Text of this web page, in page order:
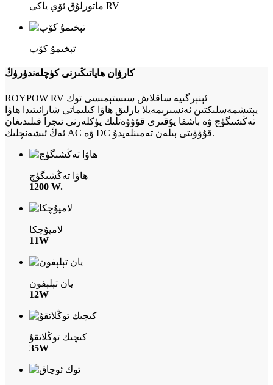
ماتورلۇق ئۆي ياكى RV
تېخىمۇ كۆپ
كارۋان ھاياتىڭىزنى كۈچلەندۈرۈڭ
ROYPOW RV ئېنېرگىيە ساقلاش سىستېمىسى توك
يېتىشمەسلىكتىن ئەنسىرىمەيلا بارلىق ھاۋا كىلىماتى شارائىتىدا ھاۋا
تەڭشىگۈچ ۋە باشقا يۇقىرى قۇۋۋەتلىك يۈكلەرنى ئىجرا قىلىدىغان
ئەڭ ئىشەنچلىك AC ۋە DC قۇۋۋىتى بىلەن تەمىنلەيدۇ.
ھاۋا تەڭشىگۈچ
1200 W.
لامپۇچكا
11W
يان تېلېفون
12W
كىچىك توڭلاتقۇ
35W